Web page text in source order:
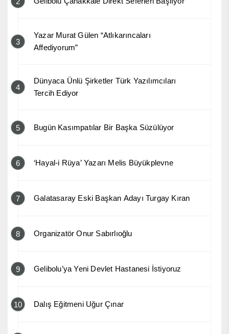
3
Yazar Murat Gülen “Atlıkarıncaları
Affediyorum”
4
Dünyaca Ünlü Şirketler Türk Yazılımcıları
Tercih Ediyor
5 Bugün Kasımpatılar Bir Başka Süzülüyor
6 ‘Hayal-i Rüya’ Yazarı Melis Büyükplevne
7 Galatasaray Eski Başkan Adayı Turgay Kıran
8 Organizatör Onur Sabırlıoğlu
9 Gelibolu’ya Yeni Devlet Hastanesi İstiyoruz
10 Dalış Eğitmeni Uğur Çınar